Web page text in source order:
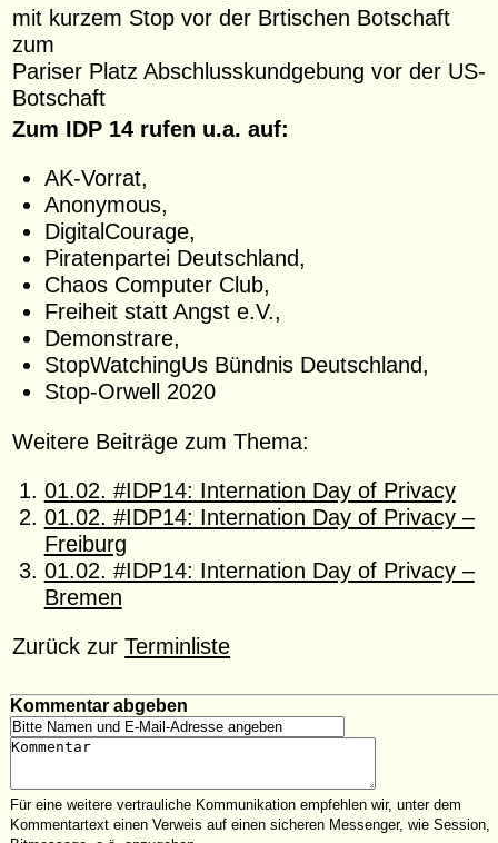
mit kurzem Stop vor der Brtischen Botschaft
zum
Pariser Platz Abschlusskundgebung vor der US-
Botschaft
Zum IDP 14 rufen u.a. auf:
AK-Vorrat,
Anonymous,
DigitalCourage,
Piratenpartei Deutschland,
Chaos Computer Club,
Freiheit statt Angst e.V.,
Demonstrare,
StopWatchingUs Bündnis Deutschland,
Stop-Orwell 2020
Weitere Beiträge zum Thema:
01.02. #IDP14: Internation Day of Privacy
01.02. #IDP14: Internation Day of Privacy –
Freiburg
01.02. #IDP14: Internation Day of Privacy –
Bremen
Zurück zurTerminliste
Kommentar abgeben
Für eine weitere vertrauliche Kommunikation empfehlen wir, unter dem
Kommentartext einen Verweis auf einen sicheren Messenger, wie Session,